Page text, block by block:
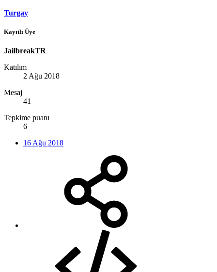
Turgay
Kayıtlı Üye
JailbreakTR
Katılım
2 Ağu 2018
Mesaj
41
Tepkime puanı
6
16 Ağu 2018